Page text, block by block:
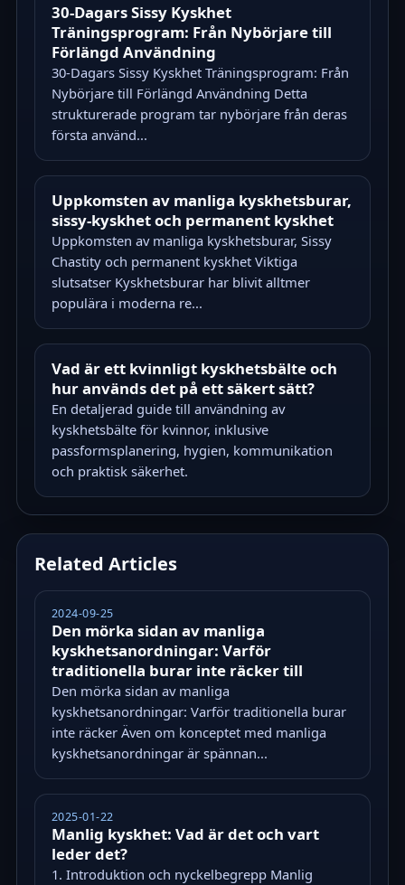
30-Dagars Sissy Kyskhet
Träningsprogram: Från Nybörjare till
Förlängd Användning
30-Dagars Sissy Kyskhet Träningsprogram: Från
Nybörjare till Förlängd Användning Detta
strukturerade program tar nybörjare från deras
första använd...
Uppkomsten av manliga kyskhetsburar,
sissy-kyskhet och permanent kyskhet
Uppkomsten av manliga kyskhetsburar, Sissy
Chastity och permanent kyskhet Viktiga
slutsatser Kyskhetsburar har blivit alltmer
populära i moderna re...
Vad är ett kvinnligt kyskhetsbälte och
hur används det på ett säkert sätt?
En detaljerad guide till användning av
kyskhetsbälte för kvinnor, inklusive
passformsplanering, hygien, kommunikation
och praktisk säkerhet.
Related Articles
2024-09-25
Den mörka sidan av manliga
kyskhetsanordningar: Varför
traditionella burar inte räcker till
Den mörka sidan av manliga
kyskhetsanordningar: Varför traditionella burar
inte räcker Även om konceptet med manliga
kyskhetsanordningar är spännan...
2025-01-22
Manlig kyskhet: Vad är det och vart
leder det?
1. Introduktion och nyckelbegrepp Manlig